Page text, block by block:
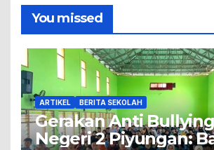
You missed
ARTIKEL BERITA SEKOLAH
Gerakan Anti
Negeri 2 Piyungan: